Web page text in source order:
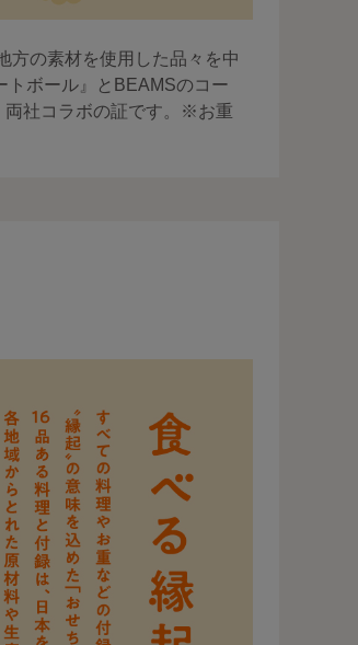
方の素材を使用した品々を中
トボール』とBEAMSのコー
両社コラボの証です。※お重